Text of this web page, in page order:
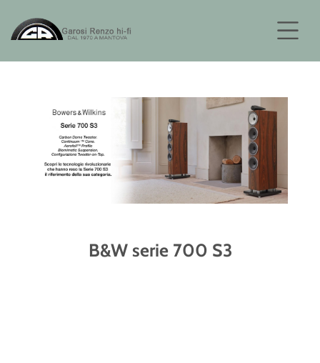
B&W serie 700 S3